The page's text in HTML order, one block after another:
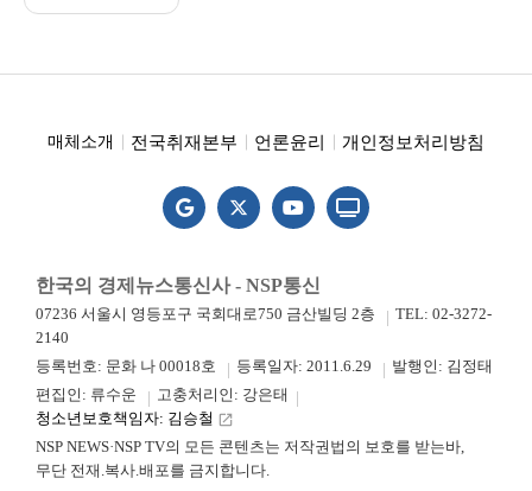
매체소개 전국취재본부 언론윤리 개인정보처리방침
한국의 경제뉴스통신사 - NSP통신
07236 서울시 영등포구 국회대로750 금산빌딩 2층
TEL: 02-3272-
2140
등록번호: 문화 나 00018호
등록일자: 2011.6.29
발행인: 김정태
편집인: 류수운
고충처리인: 강은태
청소년보호책임자: 김승철 launch
NSP NEWS·NSP TV의 모든 콘텐츠는 저작권법의 보호를 받는바,
무단 전재.복사.배포를 금지합니다.